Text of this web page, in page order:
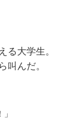
る大学生。
叫んだ。